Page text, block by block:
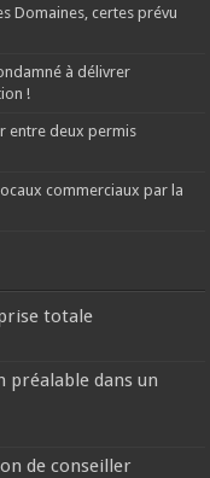
Domaines, certes prévu
à délivrer
!
entre deux permis
commerciaux par la
totale
dans un
de conseiller